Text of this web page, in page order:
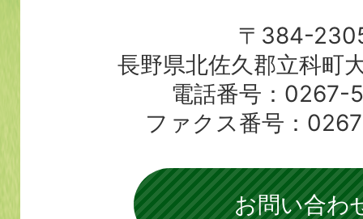
〒384-
長野県北佐久郡立科町
電話番号：0267-
ファクス番号：
お問い合わ